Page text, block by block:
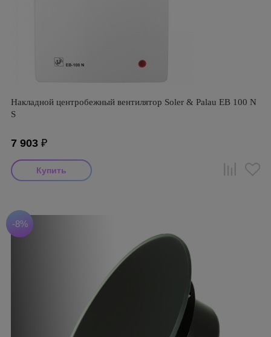
Накладной центробежный вентилятор Soler & Palau EB 100 N
S
7 903 ₽
-8%